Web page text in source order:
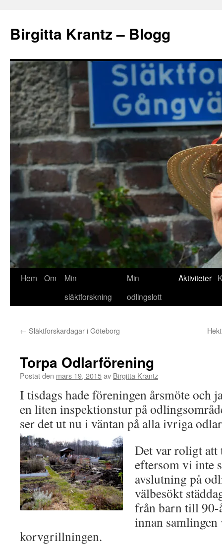
innehåll
Birgitta Krantz – Blogg
Hem Om
Min
släktforskning
Min
odlingslott
Aktiviteter
← Släktforskardagar i Göteborg
Torpa Odlarförening
Postat den mars 19, 2015av Birgitta Krantz
I tisdags hade föreningen årsmöte och
en liten inspektionstur på
ser det ut nu i väntan på alla ivriga
Det var roligt att
eftersom vi inte
avslutning på
välbesökt
från barn till 90-
innan
korvgrillningen.